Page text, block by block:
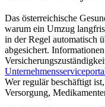
Das österreichische
warum ein Umzug
in der Regel automatisch
abgesichert.
Wer regulär beschäftigt
Versorgung,